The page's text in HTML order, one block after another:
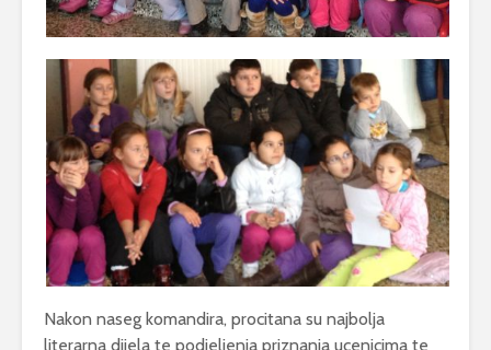
Nakon naseg komandira, procitana su najbolja
literarna dijela te podjeljenja priznanja ucenicima te